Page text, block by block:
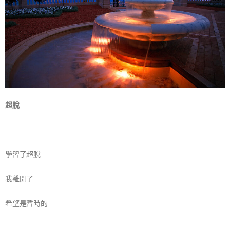
超脫
學習了超脫
我離開了
希望是暫時的